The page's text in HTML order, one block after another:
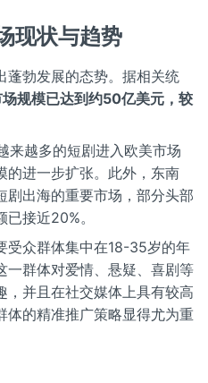
现状与趋势
蓬勃发展的态势。据相关统
规模已达到约50亿美元，较
来越多的短剧进入欧美市场
的进一步扩张。此外，东南
剧出海的重要市场，部分头部
接近20%。
受众群体集中在18-35岁的年
一群体对爱情、悬疑、喜剧等
，并且在社交媒体上具有较高
体的精准推广策略显得尤为重